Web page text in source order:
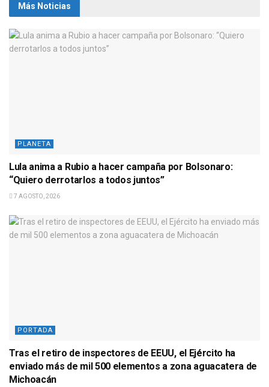
Más Noticias
PLANETA
Lula anima a Rubio a hacer campaña por Bolsonaro:
“Quiero derrotarlos a todos juntos”
7 AGOSTO, 2026
PORTADA
Tras el retiro de inspectores de EEUU, el Ejército ha
enviado más de mil 500 elementos a zona aguacatera de
Michoacán